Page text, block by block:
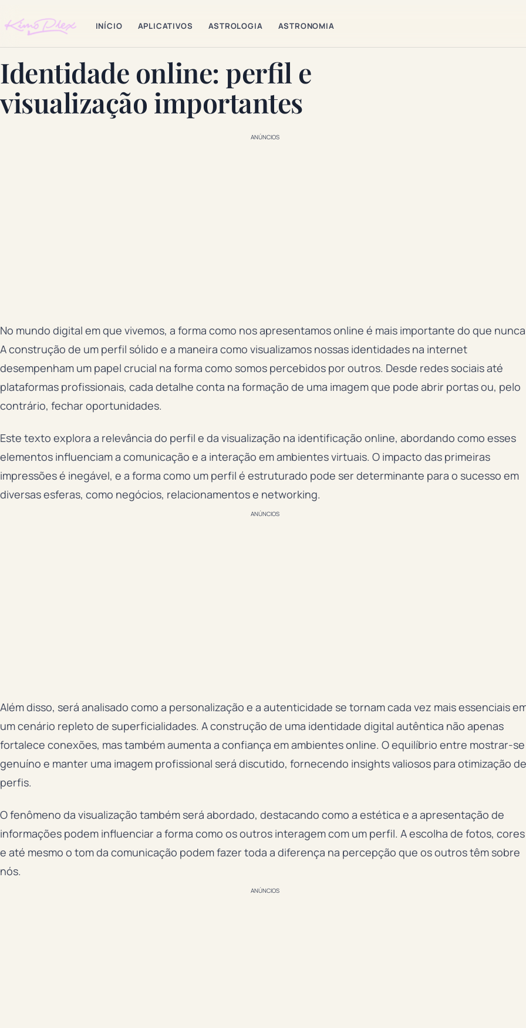
INÍCIO APLICATIVOS ASTROLOGIA ASTRONOMIA
Identidade online: perfil e
visualização importantes
ANÚNCIOS
No mundo digital em que vivemos, a forma como nos apresentamos online é mais importante do que
A construção de um perfil sólido e a maneira como visualizamos nossas identidades na internet
desempenham um papel crucial na forma como somos percebidos por outros. Desde redes sociais até
plataformas profissionais, cada detalhe conta na formação de uma imagem que pode abrir portas ou, pelo
contrário, fechar oportunidades.
Este texto explora a relevância do perfil e da visualização na identificação online, abordando como esses
elementos influenciam a comunicação e a interação em ambientes virtuais. O impacto das primeiras
impressões é inegável, e a forma como um perfil é estruturado pode ser determinante para o sucesso em
diversas esferas, como negócios, relacionamentos e networking.
ANÚNCIOS
Além disso, será analisado como a personalização e a autenticidade se tornam cada vez mais essenciais
um cenário repleto de superficialidades. A construção de uma identidade digital autêntica não apenas
fortalece conexões, mas também aumenta a confiança em ambientes online. O equilíbrio entre mostrar-se
genuíno e manter uma imagem profissional será discutido, fornecendo insights valiosos para otimização de
perfis.
O fenômeno da visualização também será abordado, destacando como a estética e a apresentação de
informações podem influenciar a forma como os outros interagem com um perfil. A escolha de fotos, cores
e até mesmo o tom da comunicação podem fazer toda a diferença na percepção que os outros têm sobre
nós.
ANÚNCIOS